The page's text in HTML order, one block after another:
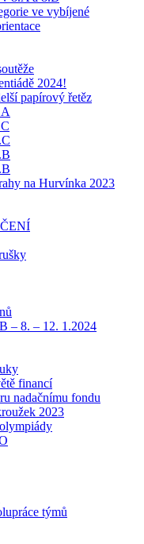
ve vybíjené
2024!
papírový řetěz
na Hurvínka 2023
– 8. – 12. 1.2024
financí
nadačnímu fondu
2023
týmů